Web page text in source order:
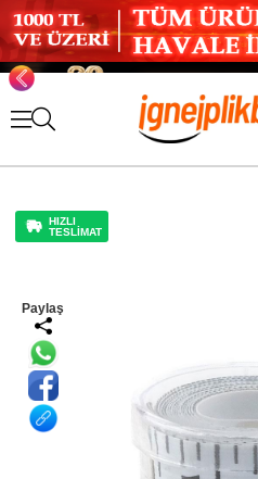
HIZLI
TESLİMAT
Paylaş